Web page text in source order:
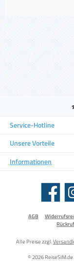
Service-Hotline
Unsere Vorteile
Informationen
Facebook
AGB
Alle Preise zzgl.
© 2026